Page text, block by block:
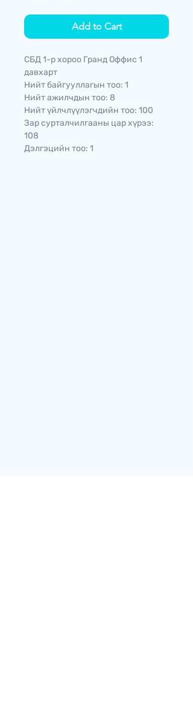
Add to Cart
СБД 1-р хороо Гранд Оффис 1
давхарт
Нийт байгууллагын тоо: 1
Нийт ажилчдын тоо: 8
Нийт үйлчлүүлэгчдийн тоо: 100
Зар сурталчилгааны цар хүрээ:
108
Дэлгэцийн тоо: 1